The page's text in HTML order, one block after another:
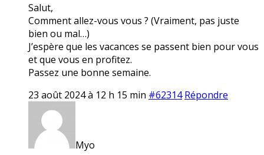
Salut,
Comment allez-vous vous ? (Vraiment, pas juste
bien ou mal…)
J’espère que les vacances se passent bien pour vous
et que vous en profitez.
Passez une bonne semaine.
23 août 2024 à 12 h 15 min #62314 Répondre
Myo